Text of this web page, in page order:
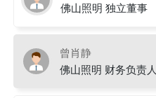
佛山照明 独立董事
曾肖静
佛山照明 财务负责人